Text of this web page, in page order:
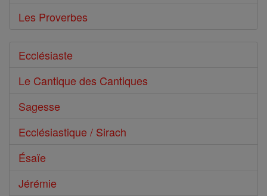
Les Proverbes
Ecclésiaste
Le Cantique des Cantiques
Sagesse
Ecclésiastique / Sirach
Ésaïe
Jérémie